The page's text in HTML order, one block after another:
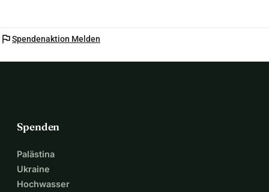
flagSpendenaktion Melden
Spenden
Palästina
Ukraine
Hochwasser